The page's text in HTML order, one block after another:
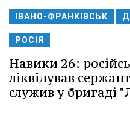
ІВАНО-ФРАНКІВСЬК
РОСІЯ
Навики 26:
ліквідував
служив у бригаді